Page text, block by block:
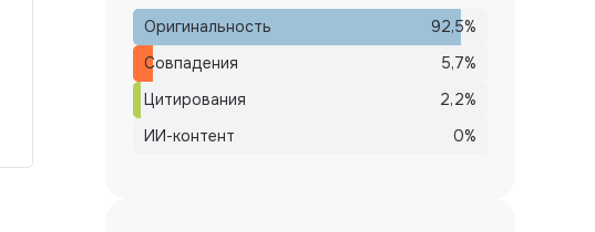
Оригинальность 92,5%
Совпадения
5,7%
Цитирования
2,2%
ИИ-контент
0%